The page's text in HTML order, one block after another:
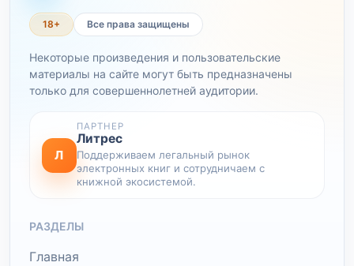
18+ Все права защищены
Некоторые произведения и пользовательские
материалы на сайте могут быть предназначены
только для совершеннолетней аудитории.
Л
ПАРТНЕР
Литрес
Поддерживаем легальный рынок
электронных книг и сотрудничаем с
книжной экосистемой.
РАЗДЕЛЫ
Главная